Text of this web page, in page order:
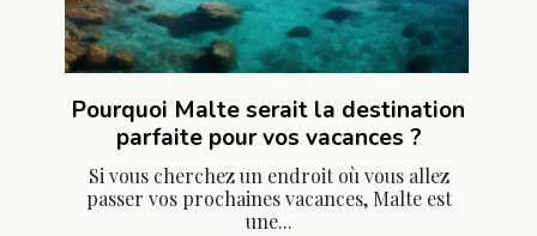
Pourquoi Malte serait la destination
parfaite pour vos vacances ?
Si vous cherchez un endroit où vous allez
passer vos prochaines vacances, Malte est
une...